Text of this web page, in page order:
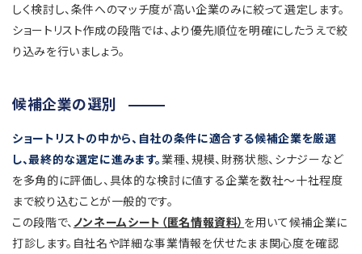
しく検討し、条件へのマッチ度が高い企業のみに絞って選定します。
ショートリスト作成の段階では、より優先順位を明確にしたうえで絞
り込みを行いましょう。
候補企業の選別
ショートリストの中から、自社の条件に適合する候補企業を厳選
し、最終的な選定に進みます。業種、規模、財務状態、シナジーなど
を多角的に評価し、具体的な検討に値する企業を数社〜十社程度
まで絞り込むことが一般的です。
この段階で、 ノンネームシート（匿名情報資料） を用いて候補企業に
打診します。自社名や詳細な事業情報を伏せたまま関心度を確認